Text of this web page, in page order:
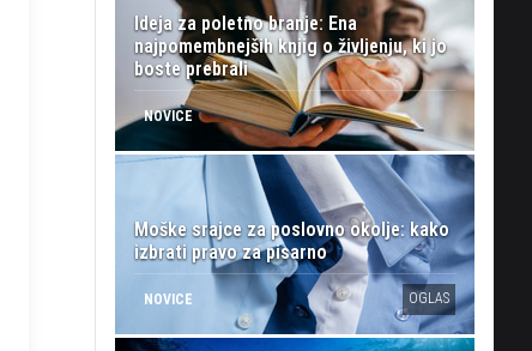
Ideja za poletno branje: Ena
najpomembnejših knjig o življenju, ki jo
boste prebrali
NOVICE
Moške srajce za poslovno okolje: kako
izbrati pravo za pisarno
NOVICE OGLAS